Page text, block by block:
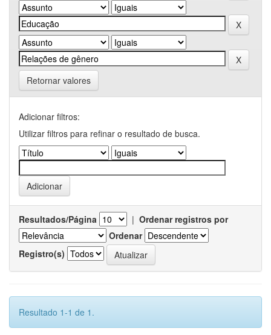
Retornar valores
Adicionar filtros:
Utilizar filtros para refinar o resultado de busca.
Resultados/Página | Ordenar registros por
Ordenar
Registro(s)
Resultado 1-1 de 1.